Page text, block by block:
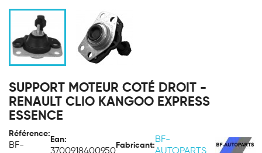
SUPPORT MOTEUR COTÉ DROIT -
RENAULT CLIO KANGOO EXPRESS
ESSENCE
Référence:
BF-
Ean:
Fabricant:
BF-